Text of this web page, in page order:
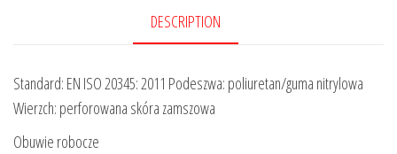
DESCRIPTION
Standard: EN ISO 20345: 2011 Podeszwa: poliuretan/guma nitrylowa
Wierzch: perforowana skóra zamszowa
Obuwie robocze